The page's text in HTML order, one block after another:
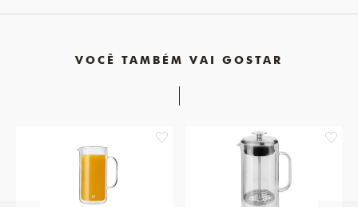
VOCÊ TAMBÉM VAI GOSTAR
favorite